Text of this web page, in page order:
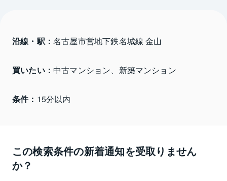
沿線・駅： 名古屋市営地下鉄名城線 金山
買いたい： 中古マンション、新築マンション
条件： 15分以内
この検索条件の新着通知を受取りません
か？